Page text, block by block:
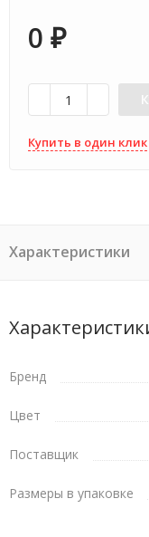
0 ₽
Купить в один клик
Характеристики
Бренд
Цвет
Поставщик
Размеры в упаковке